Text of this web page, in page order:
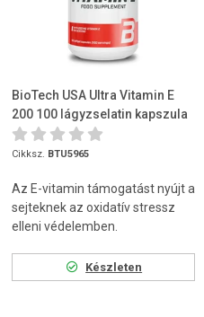
BioTech USA Ultra Vitamin E
200 100 lágyzselatin kapszula
Cikksz. BTU5965
Az E-vitamin támogatást nyújt a
sejteknek az oxidatív stressz
elleni védelemben.
Készleten